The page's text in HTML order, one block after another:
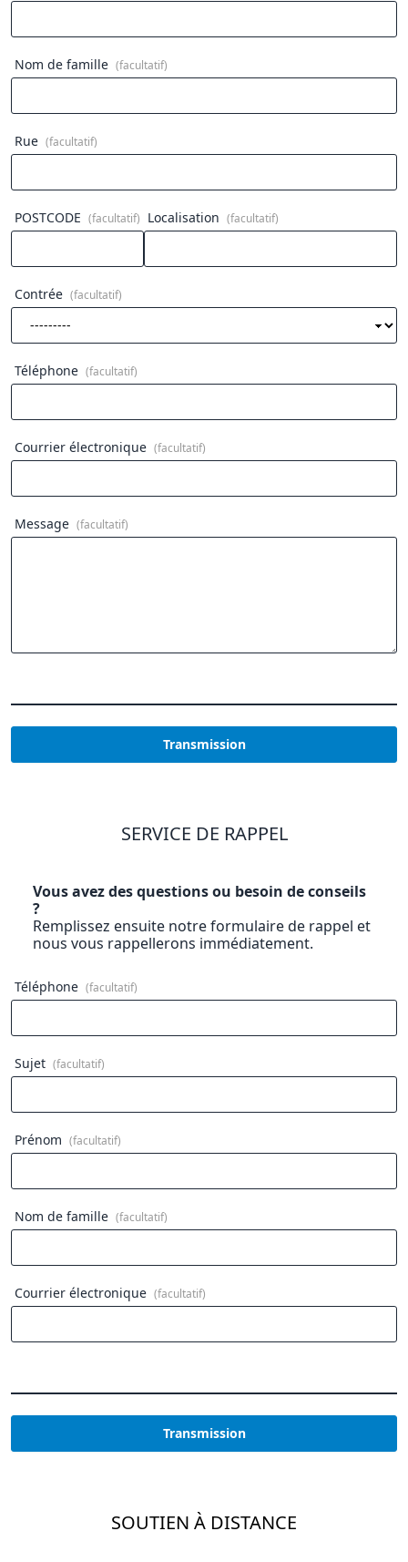
Nom de famille (facultatif)
Rue (facultatif)
POSTCODE (facultatif) Localisation (facultatif)
Contrée (facultatif)
Téléphone (facultatif)
Courrier électronique (facultatif)
Message (facultatif)
Transmission
SERVICE DE RAPPEL
Vous avez des questions ou besoin de conseils
?
Remplissez ensuite notre formulaire de rappel et
nous vous rappellerons immédiatement.
Téléphone (facultatif)
Sujet (facultatif)
Prénom (facultatif)
Nom de famille (facultatif)
Courrier électronique (facultatif)
Transmission
SOUTIEN À DISTANCE